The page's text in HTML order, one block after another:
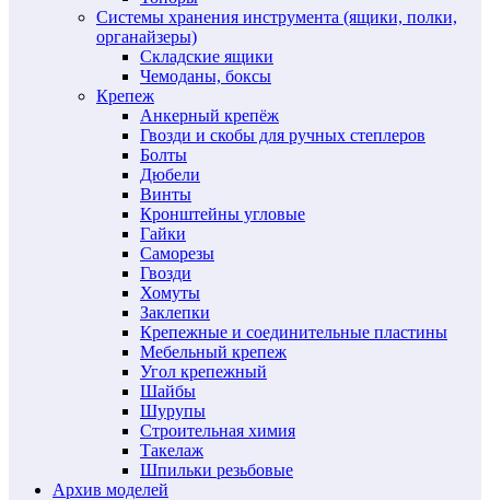
Системы хранения инструмента (ящики, полки,
органайзеры)
Складские ящики
Чемоданы, боксы
Крепеж
Анкерный крепёж
Гвозди и скобы для ручных степлеров
Болты
Дюбели
Винты
Кронштейны угловые
Гайки
Саморезы
Гвозди
Хомуты
Заклепки
Крепежные и соединительные пластины
Мебельный крепеж
Угол крепежный
Шайбы
Шурупы
Строительная химия
Такелаж
Шпильки резьбовые
Архив моделей